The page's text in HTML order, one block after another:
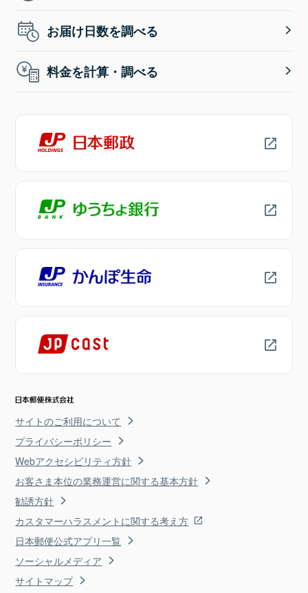
お届け日数を調べる
料金を計算・調べる
サイトのご利用について
プライバシーポリシー
Webアクセシビリティ方針
お客さま本位の業務運営に関する基本方針
勧誘方針
カスタマーハラスメントに関する考え方
日本郵便公式アプリ一覧
ソーシャルメディア
サイトマップ